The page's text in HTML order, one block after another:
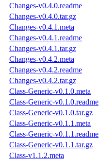
Changes-v0.4.0.readme
Changes-v0.4.0.tar.gz
Changes-v0.4.1.meta
Changes-v0.4.1.readme
Changes-v0.4.1.tar.gz
Changes-v0.4.2.meta
Changes-v0.4.2.readme
Changes-v0.4.2.tar.gz
Class-Generic-v0.1.0.meta
Class-Generic-v0.1.0.readme
Class-Generic-v0.1.0.tar.gz
Class-Generic-v0.1.1.meta
Class-Generic-v0.1.1.readme
Class-Generic-v0.1.1.tar.gz
Class-v1.1.2.meta